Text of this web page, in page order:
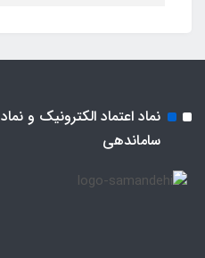
نماد اعتماد الکترونیک و نماد
ساماندهی